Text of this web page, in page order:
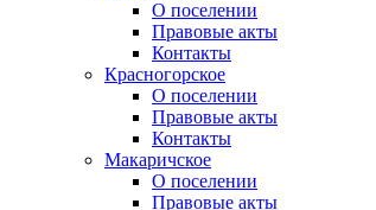
О поселении
Правовые акты
Контакты
Красногорское
О поселении
Правовые акты
Контакты
Макаричское
О поселении
Правовые акты